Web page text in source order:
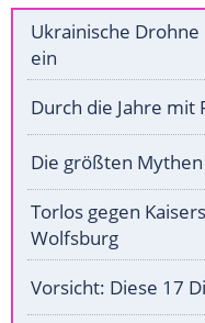
Ukrainische
ein
Durch die Jahre mit
Die größten
Torlos gegen
Wolfsburg
Vorsicht: Diese 17